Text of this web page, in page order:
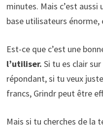
minutes. Mais c’est
base utilisateurs
Est-ce que c’est une
l’utiliser. Si tu es clair
répondant, si tu veux
francs, Grindr peut être
Mais si tu cherches de la